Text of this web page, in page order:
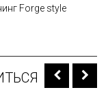
Forge style